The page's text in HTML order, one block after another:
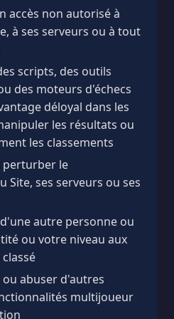
accès non autorisé à
à ses serveurs ou à tout
scripts, des outils
des moteurs d'échecs
déloyal dans les
les résultats ou
les classements
perturber le
Site, ses serveurs ou ses
autre personne ou
ou votre niveau aux
ou abuser d'autres
multijoueur